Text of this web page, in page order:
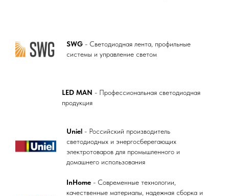
SWG - Светодиодная лента, профильные
системы и управление светом
LED MAN - Профессиональная светодиодная
продукция
Uniel - Российский производитель
светодиодных и энергосберегающих
электротоваров для промышленного и
домашнего использования
InHome - Современные технологии,
качественные материалы, надежная сборка и